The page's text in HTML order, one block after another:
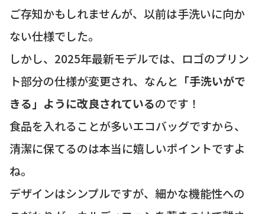
ご存知かもしれませんが、以前は手洗いに向か
ない仕様でした。
しかし、2025年最新モデルでは、ロゴのプリン
ト部分の仕様が変更され、なんと 「手洗いがで
きる」ように改良されているのです！
食品を入れることが多いエコバッグですから、
清潔に保てるのは本当に嬉しいポイントですよ
ね。
デザインはシンプルですが、細かな機能性への